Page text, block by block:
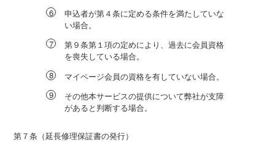
申込者が第４条に定める条件を満たしていな
い場合。
第９条第１項の定めにより、過去に会員資格
を喪失している場合。
マイページ会員の資格を有していない場合。
その他本サービスの提供について弊社が支障
があると判断する場合。
第７条（延長修理保証書の発行）